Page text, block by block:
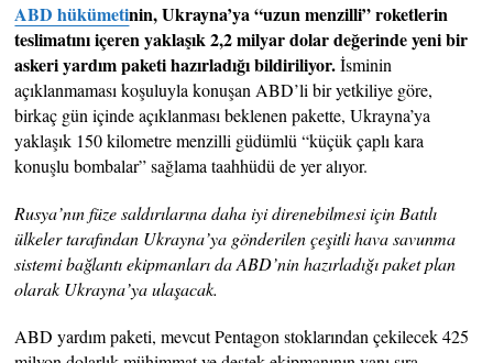
ABD hükümetinin, Ukrayna’ya “uzun menzilli” roketlerin
teslimatını içeren yaklaşık 2,2 milyar dolar değerinde yeni bir
askeri yardım paketi hazırladığı bildiriliyor.İsminin
açıklanmaması koşuluyla konuşan ABD’li bir yetkiliye göre,
birkaç gün içinde açıklanması beklenen pakette, Ukrayna’ya
yaklaşık 150 kilometre menzilli güdümlü “küçük çaplı kara
konuşlu bombalar” sağlama taahhüdü de yer alıyor.
Rusya’nın füze saldırılarına daha iyi direnebilmesi için Batılı
ülkeler tarafından Ukrayna’ya gönderilen çeşitli hava savunma
sistemi bağlantı ekipmanları da ABD’nin hazırladığı paket plan
olarak Ukrayna’ya ulaşacak.
ABD yardım paketi, mevcut Pentagon stoklarından çekilecek 425